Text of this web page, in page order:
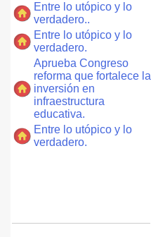
Entre lo utópico y lo
verdadero..
Entre lo utópico y lo
verdadero.
Aprueba Congreso
reforma que fortalece la
inversión en
infraestructura
educativa.
Entre lo utópico y lo
verdadero.